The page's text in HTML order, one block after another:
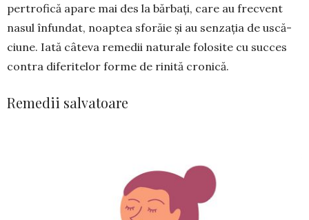
pertrofică apare mai des la bărbați, care au frec­vent
nasul înfundat, noaptea sfo­răie și au senzația de uscă­
ciune. Iată câteva re­medii naturale folosite cu suc­ces
contra diferi­telor for­me de rinită cronică.
Remedii salvatoare